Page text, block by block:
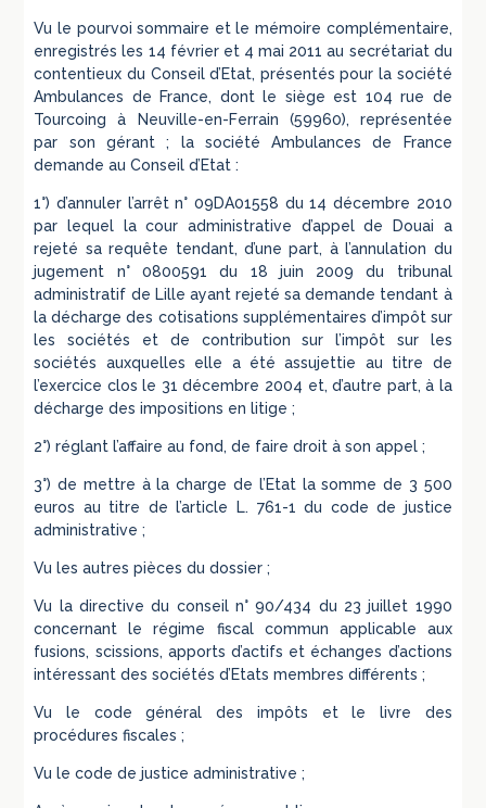
Vu le pourvoi sommaire et le mémoire complémentaire,
enregistrés les 14 février et 4 mai 2011 au secrétariat du
contentieux du Conseil d’Etat, présentés pour la société
Ambulances de France, dont le siège est 104 rue de
Tourcoing à Neuville-en-Ferrain (59960), représentée
par son gérant ; la société Ambulances de France
demande au Conseil d’Etat :
1°) d’annuler l’arrêt n° 09DA01558 du 14 décembre 2010
par lequel la cour administrative d’appel de Douai a
rejeté sa requête tendant, d’une part, à l’annulation du
jugement n° 0800591 du 18 juin 2009 du tribunal
administratif de Lille ayant rejeté sa demande tendant à
la décharge des cotisations supplémentaires d’impôt sur
les sociétés et de contribution sur l’impôt sur les
sociétés auxquelles elle a été assujettie au titre de
l’exercice clos le 31 décembre 2004 et, d’autre part, à la
décharge des impositions en litige ;
2°) réglant l’affaire au fond, de faire droit à son appel ;
3°) de mettre à la charge de l’Etat la somme de 3 500
euros au titre de l’article L. 761-1 du code de justice
administrative ;
Vu les autres pièces du dossier ;
Vu la directive du conseil n° 90/434 du 23 juillet 1990
concernant le régime fiscal commun applicable aux
fusions, scissions, apports d’actifs et échanges d’actions
intéressant des sociétés d’Etats membres différents ;
Vu le code général des impôts et le livre des
procédures fiscales ;
Vu le code de justice administrative ;